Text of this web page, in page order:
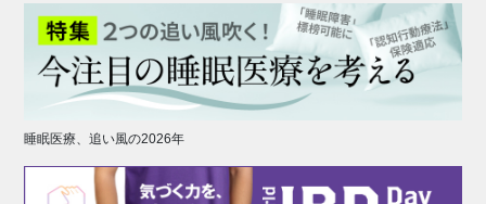
睡眠医療、追い風の2026年